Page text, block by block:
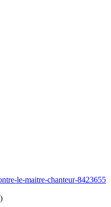
le-maitre-chanteur-8423655